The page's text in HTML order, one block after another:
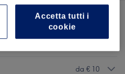
da € 24
da € 10
Accetta tutti i
cookie